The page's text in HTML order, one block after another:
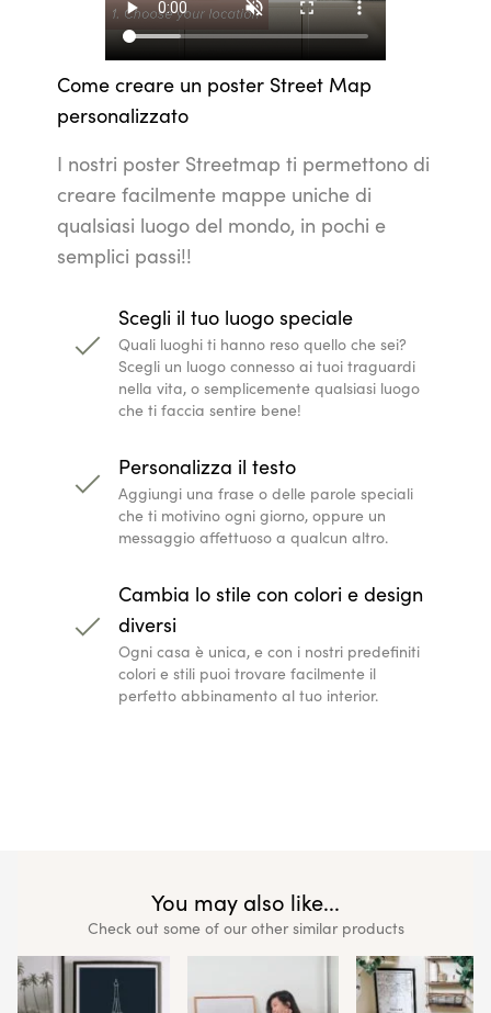
Come creare un poster Street Map
personalizzato
I nostri poster Streetmap ti permettono di
creare facilmente mappe uniche di
qualsiasi luogo del mondo, in pochi e
semplici passi!!
Scegli il tuo luogo speciale
Quali luoghi ti hanno reso quello che sei?
Scegli un luogo connesso ai tuoi traguardi
nella vita, o semplicemente qualsiasi luogo
che ti faccia sentire bene!
Personalizza il testo
Aggiungi una frase o delle parole speciali
che ti motivino ogni giorno, oppure un
messaggio affettuoso a qualcun altro.
Cambia lo stile con colori e design
diversi
Ogni casa è unica, e con i nostri predefiniti
colori e stili puoi trovare facilmente il
perfetto abbinamento al tuo interior.
You may also like...
Check out some of our other similar products